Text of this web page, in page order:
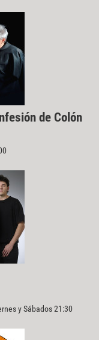
de Colón
y Sábados 21:30